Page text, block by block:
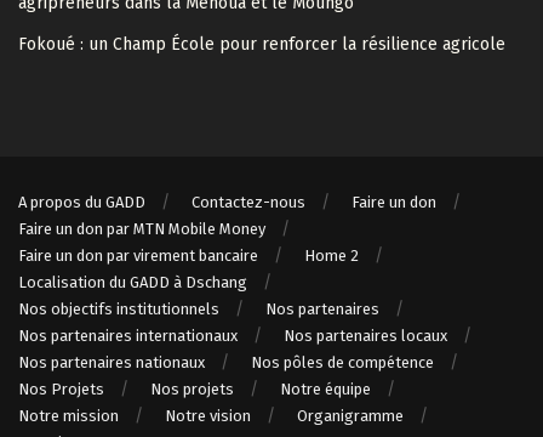
Fokoué : un Champ École pour renforcer la résilience agricole
A propos du GADD Contactez-nous
Faire un don
Faire un don par MTN Mobile Money
Faire un don par virement bancaire
Home 2
Localisation du GADD à Dschang
Nos objectifs institutionnels
Nos partenaires
Nos partenaires internationaux
Nos partenaires locaux
Nos partenaires nationaux
Nos pôles de compétence
Nos Projets
Nos projets
Notre équipe
Notre mission
Notre vision
Organigramme